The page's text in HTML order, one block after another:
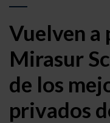
Vuelven a
Mirasur
de los
privados